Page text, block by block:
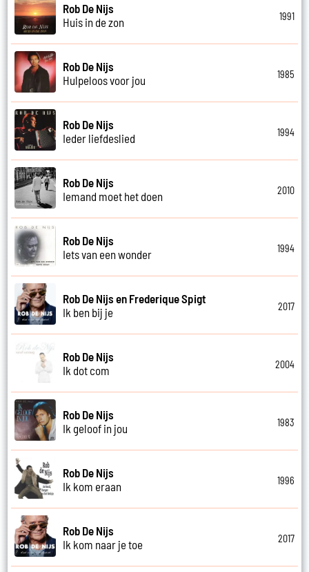
Rob De Nijs
Huis in de zon
1991
Rob De Nijs
Hulpeloos voor jou
1985
Rob De Nijs
Ieder liefdeslied
1994
Rob De Nijs
Iemand moet het doen
2010
Rob De Nijs
Iets van een wonder
1994
Rob De Nijs en Frederique Spigt
Ik ben bij je
2017
Rob De Nijs
Ik dot com
2004
Rob De Nijs
Ik geloof in jou
1983
Rob De Nijs
Ik kom eraan
1996
Rob De Nijs
Ik kom naar je toe
2017